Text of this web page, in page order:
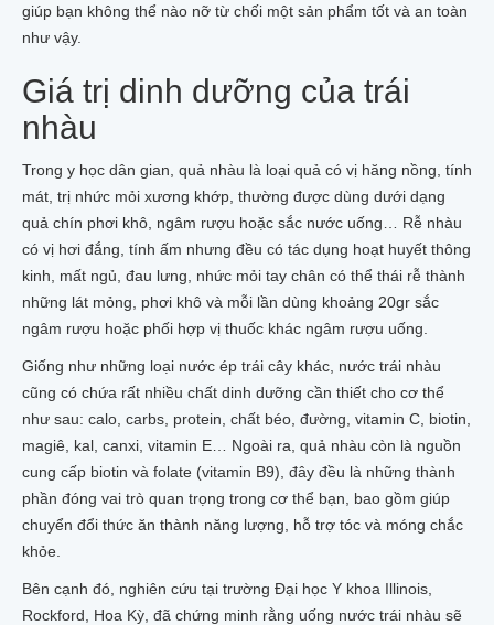
giúp bạn không thể nào nỡ từ chối một sản phẩm tốt và an toàn
như vậy.
Giá trị dinh dưỡng của trái
nhàu
Trong y học dân gian, quả nhàu là loại quả có vị hăng nồng, tính
mát, trị nhức mỏi xương khớp, thường được dùng dưới dạng
quả chín phơi khô, ngâm rượu hoặc sắc nước uống… Rễ nhàu
có vị hơi đắng, tính ấm nhưng đều có tác dụng hoạt huyết thông
kinh, mất ngủ, đau lưng, nhức mỏi tay chân có thể thái rễ thành
những lát mỏng, phơi khô và mỗi lần dùng khoảng 20gr sắc
ngâm rượu hoặc phối hợp vị thuốc khác ngâm rượu uống.
Giống như những loại nước ép trái cây khác, nước trái nhàu
cũng có chứa rất nhiều chất dinh dưỡng cần thiết cho cơ thể
như sau: calo, carbs, protein, chất béo, đường, vitamin C, biotin,
magiê, kal, canxi, vitamin E… Ngoài ra, quả nhàu còn là nguồn
cung cấp biotin và folate (vitamin B9), đây đều là những thành
phần đóng vai trò quan trọng trong cơ thể bạn, bao gồm giúp
chuyển đổi thức ăn thành năng lượng, hỗ trợ tóc và móng chắc
khỏe.
Bên cạnh đó, nghiên cứu tại trường Đại học Y khoa Illinois,
Rockford, Hoa Kỳ, đã chứng minh rằng uống nước trái nhàu sẽ